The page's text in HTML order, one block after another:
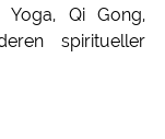
Yoga, Qi Gong,
spiritueller